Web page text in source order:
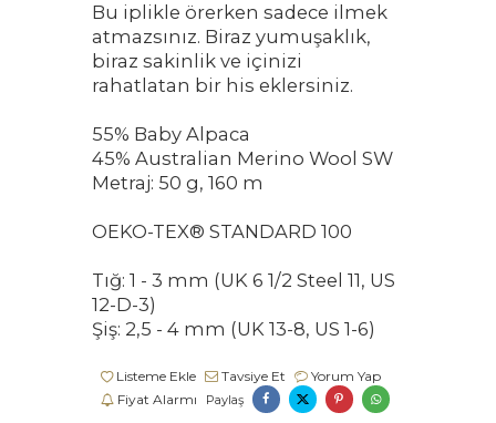
Bu iplikle örerken sadece ilmek
atmazsınız. Biraz yumuşaklık,
biraz sakinlik ve içinizi
rahatlatan bir his eklersiniz.
55% Baby Alpaca
45% Australian Merino Wool SW
Metraj: 50 g, 160 m
OEKO-TEX® STANDARD 100
Tığ: 1 - 3 mm (UK 6 1/2 Steel 11, US
12-D-3)
Şiş: 2,5 - 4 mm (UK 13-8, US 1-6)
Listeme Ekle Tavsiye Et
Yorum Yap
Fiyat Alarmı
Paylaş